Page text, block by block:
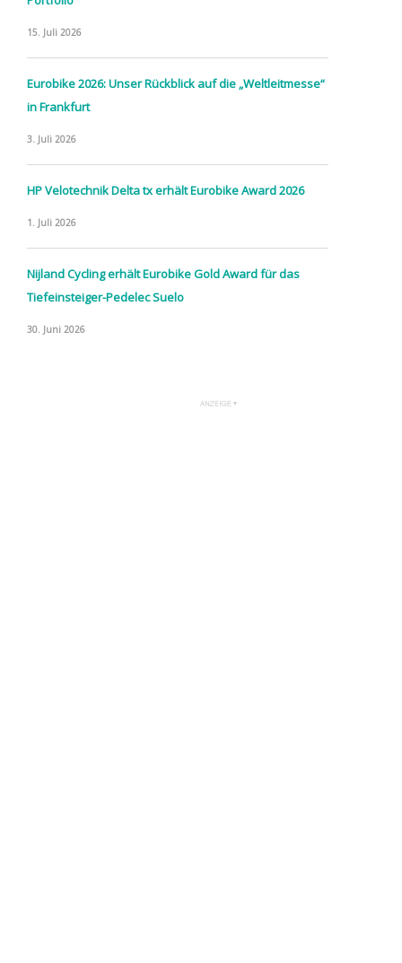
15. Juli 2026
Eurobike 2026: Unser Rückblick auf die „Weltleitmesse“
in Frankfurt
3. Juli 2026
HP Velotechnik Delta tx erhält Eurobike Award 2026
1. Juli 2026
Nijland Cycling erhält Eurobike Gold Award für das
Tiefeinsteiger-Pedelec Suelo
30. Juni 2026